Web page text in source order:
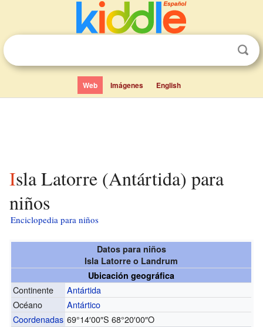
Web Imágenes English
Isla Latorre (Antártida) para
niños
Enciclopedia para niños
Datos para niños
Isla Latorre o Landrum
Ubicación geográfica
Continente
Antártida
Océano
Antártico
Coordenadas 69°14′00″S 68°20′00″O